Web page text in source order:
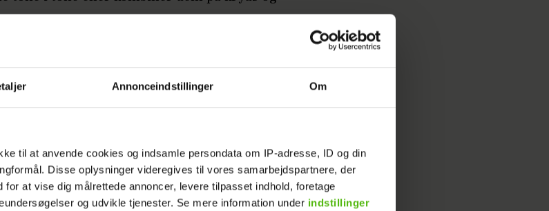
Annonceindstillinger Om
til at anvende cookies og indsamle persondata om IP-adresse, ID og din
Disse oplysninger videregives til vores samarbejdspartnere, der
at vise dig målrettede annoncer, levere tilpasset indhold, foretage
og udvikle tjenester. Se mere information under indstillinger
1.550 kr.
kr.